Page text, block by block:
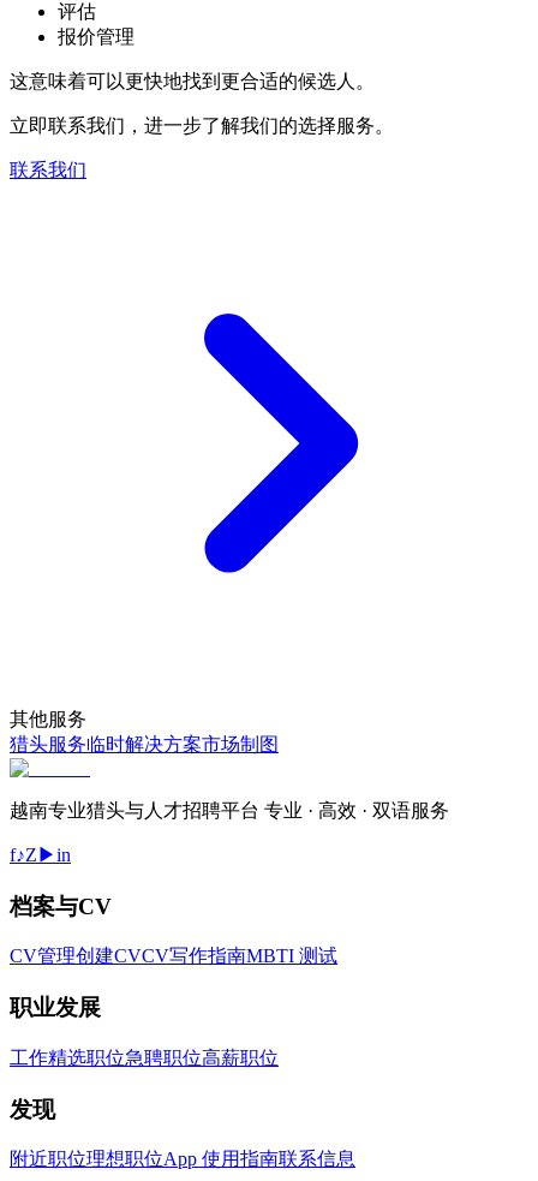
评估
报价管理
这意味着可以更快地找到更合适的候选人。
立即联系我们，进一步了解我们的选择服务。
联系我们
其他服务
猎头服务临时解决方案市场制图
越南专业猎头与人才招聘平台 专业 · 高效 · 双语服务
f♪Z ▶in
档案与CV
CV管理创建CVCV写作指南MBTI 测试
职业发展
工作精选职位急聘职位高薪职位
发现
附近职位理想职位App 使用指南联系信息